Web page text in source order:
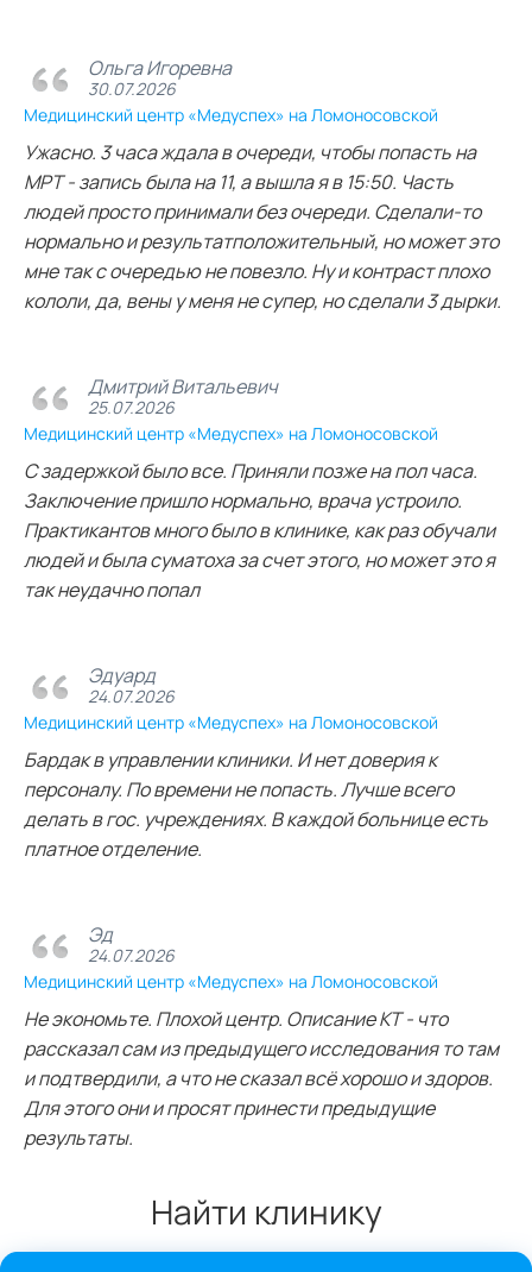
Ольга Игоревна
30.07.2026
Медицинский центр «Медуспех» на Ломоносовской
Ужасно. 3 часа ждала в очереди, чтобы попасть на
МРТ - запись была на 11, а вышла я в 15:50. Часть
людей просто принимали без очереди. Сделали-то
нормально и результатположительный, но может это
мне так с очередью не повезло. Ну и контраст плохо
кололи, да, вены у меня не супер, но сделали 3 дырки.
Дмитрий Витальевич
25.07.2026
Медицинский центр «Медуспех» на Ломоносовской
С задержкой было все. Приняли позже на пол часа.
Заключение пришло нормально, врача устроило.
Практикантов много было в клинике, как раз обучали
людей и была суматоха за счет этого, но может это я
так неудачно попал
Эдуард
24.07.2026
Медицинский центр «Медуспех» на Ломоносовской
Бардак в управлении клиники. И нет доверия к
персоналу. По времени не попасть. Лучше всего
делать в гос. учреждениях. В каждой больнице есть
платное отделение.
Эд
24.07.2026
Медицинский центр «Медуспех» на Ломоносовской
Не экономьте. Плохой центр. Описание КТ - что
рассказал сам из предыдущего исследования то там
и подтвердили, а что не сказал всё хорошо и здоров.
Для этого они и просят принести предыдущие
результаты.
Найти клинику